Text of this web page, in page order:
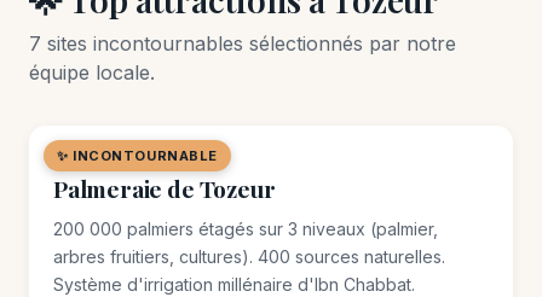
7 sites incontournables sélectionnés par notre
équipe locale.
✨ INCONTOURNABLE
🌿 SITE NATUREL
Palmeraie de Tozeur
200 000 palmiers étagés sur 3 niveaux (palmier,
arbres fruitiers, cultures). 400 sources naturelles.
Système d'irrigation millénaire d'Ibn Chabbat.